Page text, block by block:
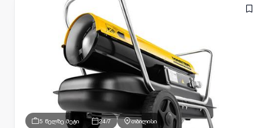
5 წელზე მეტი 24/7 თბილისი